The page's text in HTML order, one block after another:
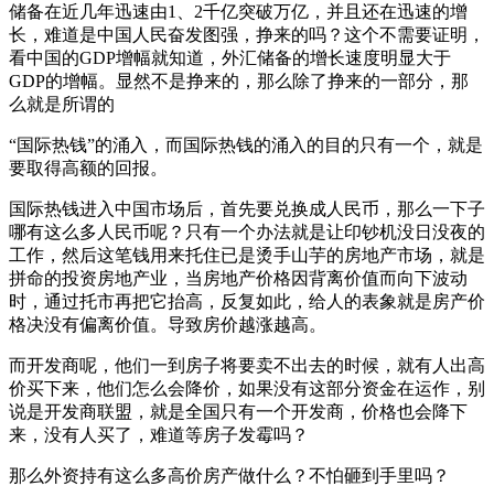
储备在近几年迅速由1、2千亿突破万亿，并且还在迅速的增
长，难道是中国人民奋发图强，挣来的吗？这个不需要证明，
看中国的GDP增幅就知道，外汇储备的增长速度明显大于
GDP的增幅。显然不是挣来的，那么除了挣来的一部分，那
么就是所谓的
“国际热钱”的涌入，而国际热钱的涌入的目的只有一个，就是
要取得高额的回报。
国际热钱进入中国市场后，首先要兑换成人民币，那么一下子
哪有这么多人民币呢？只有一个办法就是让印钞机没日没夜的
工作，然后这笔钱用来托住已是烫手山芋的房地产市场，就是
拼命的投资房地产业，当房地产价格因背离价值而向下波动
时，通过托市再把它抬高，反复如此，给人的表象就是房产价
格决没有偏离价值。导致房价越涨越高。
而开发商呢，他们一到房子将要卖不出去的时候，就有人出高
价买下来，他们怎么会降价，如果没有这部分资金在运作，别
说是开发商联盟，就是全国只有一个开发商，价格也会降下
来，没有人买了，难道等房子发霉吗？
那么外资持有这么多高价房产做什么？不怕砸到手里吗？